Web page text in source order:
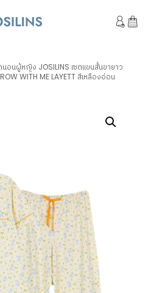
นอนผู้หญิง JOSILINS เซตแขนสั้นขายาว
WITH ME LAYETT สีเหลืองอ่อน